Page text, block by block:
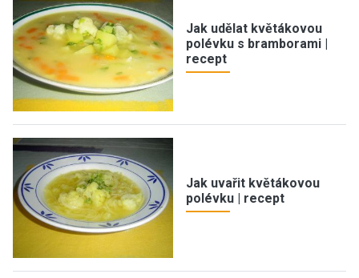
Jak udělat květákovou
polévku s bramborami |
recept
Jak uvařit květákovou
polévku | recept